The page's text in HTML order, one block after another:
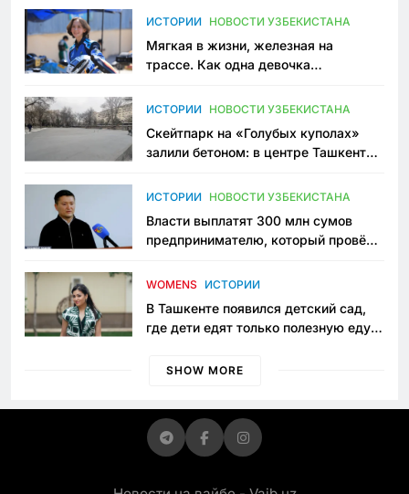
ИСТОРИИ НОВОСТИ УЗБЕКИСТАНА
Мягкая в жизни, железная на
трассе. Как одна девочка
Узбекистане
ИСТОРИИ НОВОСТИ УЗБЕКИСТАНА
Скейтпарк на «Голубых куполах»
залили бетоном: в центре Ташкента
пространство
ИСТОРИИ НОВОСТИ УЗБЕКИСТАНА
Власти выплатят 300 млн сумов
предпринимателю, который провёл
приговору
WOMENS ИСТОРИИ
В Ташкенте появился детский сад,
где дети едят только полезную еду.
просить «кашу без сахара»
SHOW MORE